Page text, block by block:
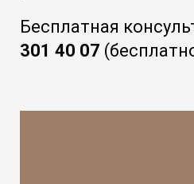
Бесплатная
301 40 07